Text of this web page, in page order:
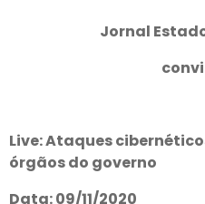
Jornal
Live: Ataques
órgãos do governo
Data: 09/11/2020